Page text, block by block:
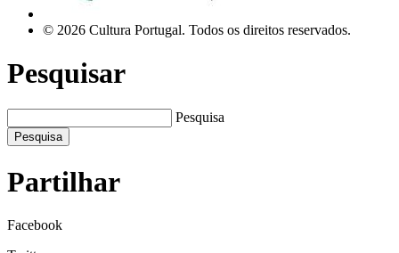
© 2026 Cultura Portugal. Todos os direitos reservados.
Pesquisar
Pesquisa
Pesquisa
Partilhar
Facebook